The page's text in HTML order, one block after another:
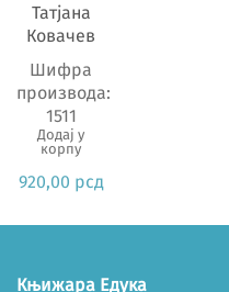
Татјана
Ковачев
Шифра
производа:
1511
Додај у
корпу
920,00 рсд
Књижара Едука